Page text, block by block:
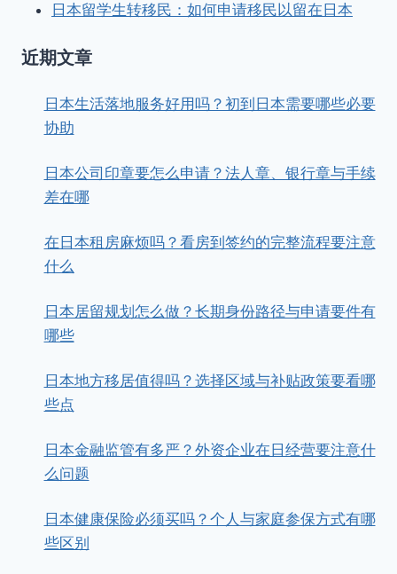
日本留学生转移民：如何申请移民以留在日本
近期文章
日本生活落地服务好用吗？初到日本需要哪些必要
协助
日本公司印章要怎么申请？法人章、银行章与手续
差在哪
在日本租房麻烦吗？看房到签约的完整流程要注意
什么
日本居留规划怎么做？长期身份路径与申请要件有
哪些
日本地方移居值得吗？选择区域与补贴政策要看哪
些点
日本金融监管有多严？外资企业在日经营要注意什
么问题
日本健康保险必须买吗？个人与家庭参保方式有哪
些区别